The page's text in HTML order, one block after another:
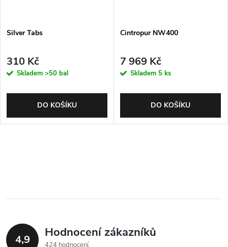
Silver Tabs
310 Kč
Skladem >50 bal
DO KOŠÍKU
Cintropur NW400
7 969 Kč
Skladem 5 ks
DO KOŠÍKU
4,9 Hodnocení zákazníků
424 hodnocení